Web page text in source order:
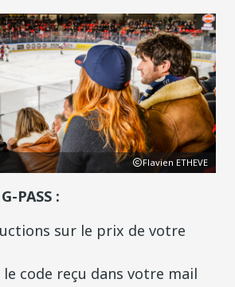
Flavien ETHEVE
PASS :
sur le prix de votre
le code reçu dans votre mail